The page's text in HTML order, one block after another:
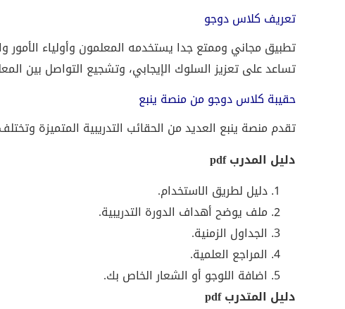
تعريف كلاس دوجو
تطبيق مجاني وممتع جدا يستخدمه المعلمون وأولياء الأمور
تساعد على تعزيز السلوك الإيجابي، وتشجيع التواصل بين
حقيبة كلاس دوجو من منصة ينبع
تقدم منصة ينبع العديد من الحقائب التدريبية المتميزة
دليل المدرب pdf
دليل لطريق الاستخدام.
ملف يوضح أهداف الدورة التدريبية.
الجداول الزمنية.
المراجع العلمية.
اضافة اللوجو أو الشعار الخاص بك.
دليل المتدرب pdf